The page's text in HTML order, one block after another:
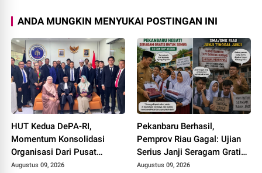
ANDA MUNGKIN MENYUKAI POSTINGAN INI
HUT Kedua DePA-RI,
Momentum Konsolidasi
Organisasi Dari Pusat
Sampai ke Daerah
Augustus 09, 2026
Pekanbaru Berhasil,
Pemprov Riau Gagal: Ujian
Serius Janji Seragam Gratis
di Bumi Lancang Kuning
Augustus 09, 2026